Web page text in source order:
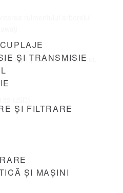
ȘI TRANSMISIE
ȘI FILTRARE
ȘI MAȘINI
rulmentului arborelui
sprijin și clema rulmentului,
USD)